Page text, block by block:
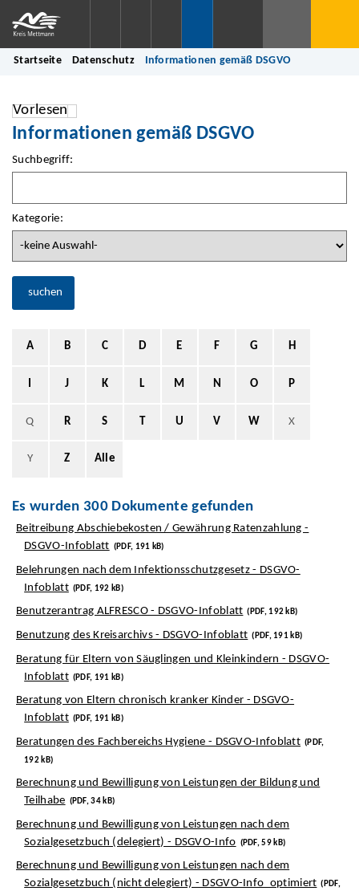
Startseite Datenschutz Informationen gemäß DSGVO
Vorlesen
Informationen gemäß DSGVO
Suchbegriff:
Kategorie:
suchen
A B C D E F G H
J K L M N O P
Q R S T U V W X
Y Z Alle
Es wurden 300 Dokumente gefunden
Beitreibung Abschiebekosten / Gewährung Ratenzahlung -
DSGVO-Infoblatt (PDF, 191 kB)
Belehrungen nach dem Infektionsschutzgesetz - DSGVO-
Infoblatt (PDF, 192 kB)
Benutzerantrag ALFRESCO - DSGVO-Infoblatt (PDF, 192 kB)
Benutzung des Kreisarchivs - DSGVO-Infoblatt (PDF, 191 kB)
Beratung für Eltern von Säuglingen und Kleinkindern - DSGVO-
Infoblatt (PDF, 191 kB)
Beratung von Eltern chronisch kranker Kinder - DSGVO-
Infoblatt (PDF, 191 kB)
Beratungen des Fachbereichs Hygiene - DSGVO-Infoblatt (PDF,
192 kB)
Berechnung und Bewilligung von Leistungen der Bildung und
Teilhabe (PDF, 34 kB)
Berechnung und Bewilligung von Leistungen nach dem
Sozialgesetzbuch (delegiert) - DSGVO-Info (PDF, 59 kB)
Berechnung und Bewilligung von Leistungen nach dem
Sozialgesetzbuch (nicht delegiert) - DSGVO-Info_optimiert (PDF,